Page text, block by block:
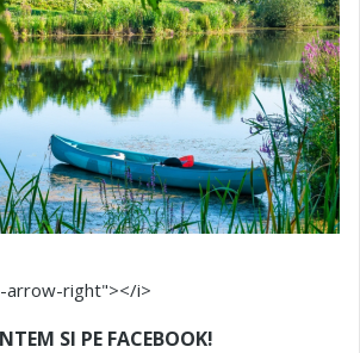
arrow-right"></i>
SI PE FACEBOOK!